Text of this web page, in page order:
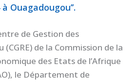
Ouagadougou’’.
de Gestion des
(CGRE) de la Commission de la
des Etats de l’Afrique
le Département de